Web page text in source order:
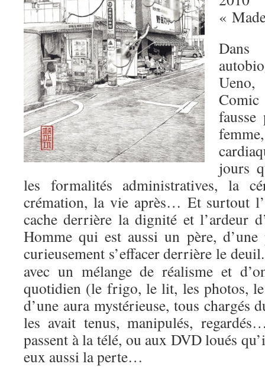
«
jours
les formalités administratives, la
crémation, la vie après… Et surtout
cache derrière la dignité et l’ardeur
Homme qui est aussi un père,
curieusement s’effacer derrière le deuil.
avec un mélange de réalisme et
quotidien (le frigo, le lit, les photos,
d’une aura mystérieuse, tous chargés
les avait tenus, manipulés,
passent à la télé, ou aux DVD loués
eux aussi la perte…